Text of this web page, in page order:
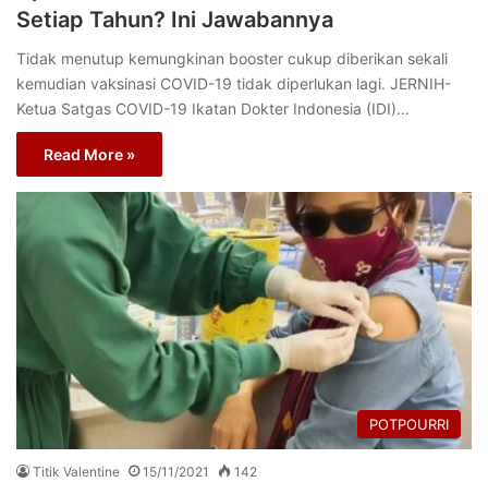
Setiap Tahun? Ini Jawabannya
Tidak menutup kemungkinan booster cukup diberikan sekali
kemudian vaksinasi COVID-19 tidak diperlukan lagi. JERNIH-
Ketua Satgas COVID-19 Ikatan Dokter Indonesia (IDI)…
Read More »
POTPOURRI
Titik Valentine 15/11/2021 142